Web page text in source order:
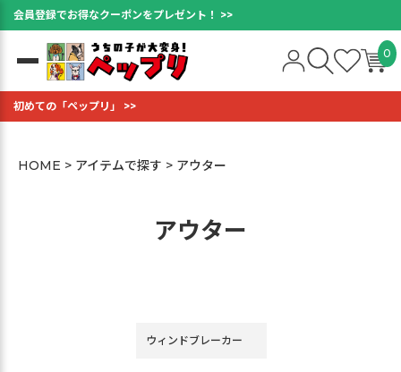
会員登録でお得なクーポンをプレゼント！ >>
0
初めての「ペップリ」 >>
HOME アイテムで探す アウター
アウター
ウィンドブレーカー